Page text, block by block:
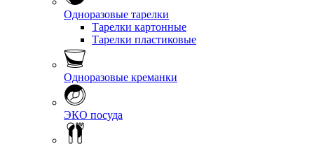
Одноразовые тарелки
Тарелки картонные
Тарелки пластиковые
Одноразовые креманки
ЭКО посуда